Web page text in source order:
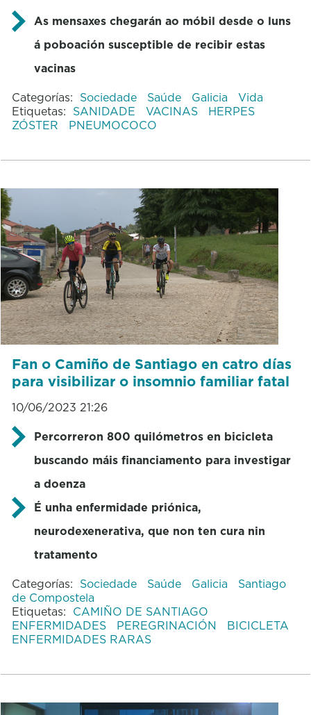
As mensaxes chegarán ao móbil desde o luns
á poboación susceptible de recibir estas
vacinas
Categorías: Sociedade Saúde Galicia
Vida
Etiquetas: SANIDADE VACINAS
HERPES
ZÓSTER
PNEUMOCOCO
Fan o Camiño de Santiago en catro días
para visibilizar o insomnio familiar fatal
10/06/2023 21:26
Percorreron 800 quilómetros en bicicleta
buscando máis financiamento para investigar
a doenza
É unha enfermidade priónica,
neurodexenerativa, que non ten cura nin
tratamento
Categorías: Sociedade Saúde Galicia
Santiago
de Compostela
Etiquetas: CAMIÑO DE SANTIAGO
ENFERMIDADES
PEREGRINACIÓN
BICICLETA
ENFERMIDADES RARAS